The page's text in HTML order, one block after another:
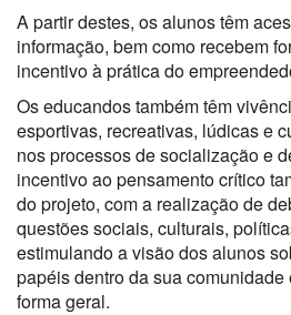
A partir destes, os alunos têm
informação, bem como recebem
incentivo à prática do
Os educandos também têm
esportivas, recreativas, lúdicas e
nos processos de socialização e
incentivo ao pensamento crítico
do projeto, com a realização de
questões sociais, culturais,
estimulando a visão dos alunos
papéis dentro da sua
forma geral.